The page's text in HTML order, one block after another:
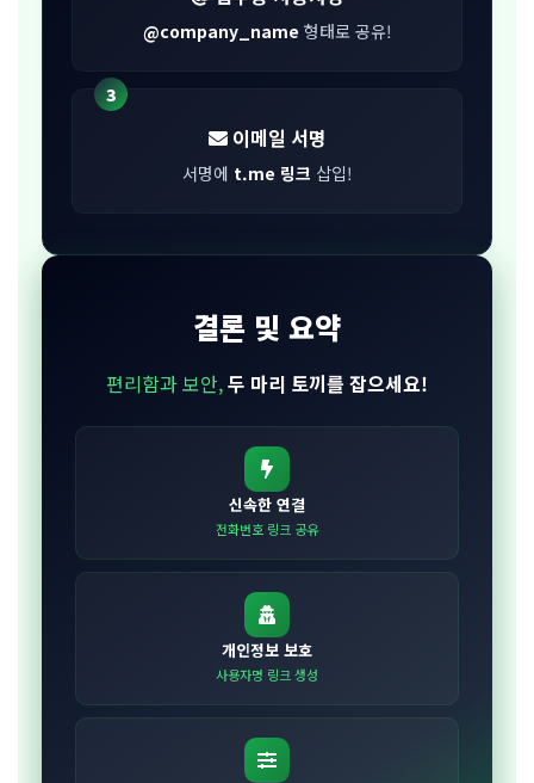
@company_name 형태로 공유!
3
이메일 서명
서명에 t.me 링크 삽입!
결론 및 요약
편리함과 보안,두 마리 토끼를 잡으세요!
신속한 연결
전화번호 링크 공유
개인정보 보호
사용자명 링크 생성